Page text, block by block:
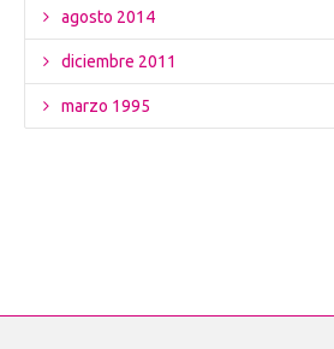
agosto 2014
diciembre 2011
marzo 1995